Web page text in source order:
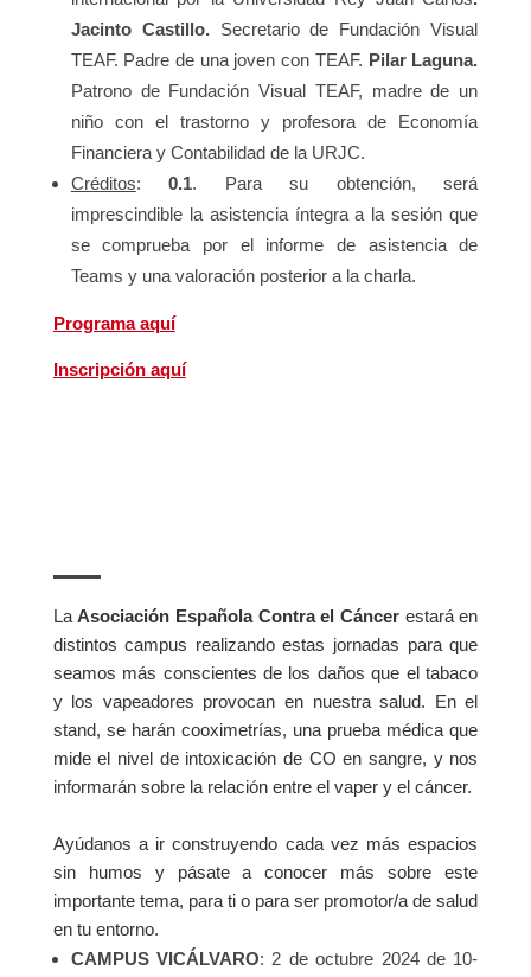
Jacinto Castillo.Secretario de Fundación Visual
TEAF. Padre de una joven con TEAF. Pilar Laguna.
Patrono de Fundación Visual TEAF, madre de un
niño con el trastorno y profesora de Economía
Financiera y Contabilidad de la URJC.
Créditos: 0.1. Para su obtención, será
imprescindible la asistencia íntegra a la sesión que
se comprueba por el informe de asistencia de
Teams y una valoración posterior a la charla.
Programa aquí
Inscripción aquí
LaAsociación Española Contra el Cáncerestará en
distintos campus realizando estas jornadas para que
seamos más conscientes de los daños que el tabaco
y los vapeadores provocan en nuestra salud. En el
stand, se harán cooximetrías, una prueba médica que
mide el nivel de intoxicación de CO en sangre, y nos
informarán sobre la relación entre el vaper y el cáncer.
Ayúdanos a ir construyendo cada vez más espacios
sin humos y pásate a conocer más sobre este
importante tema, para ti o para ser promotor/a de salud
en tu entorno.
CAMPUS VICÁLVARO: 2 de octubre 2024 de 10-